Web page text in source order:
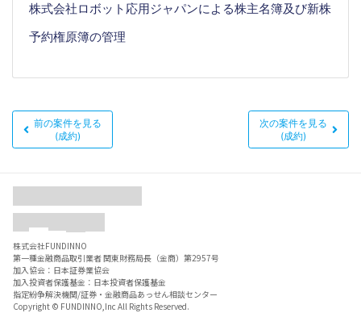
株式会社ロボット応用ジャパンによる株主名簿及び新株
予約権原簿の管理
前の案件を見る
(成約)
次の案件を見る
(成約)
株式会社FUNDINNO
第一種金融商品取引業者 関東財務局長（金商）第2957号
加入協会：日本証券業協会
加入投資者保護基金：日本投資者保護基金
指定紛争解決機関/証券・金融商品あっせん相談センター
Copyright © FUNDINNO,Inc All Rights Reserved.